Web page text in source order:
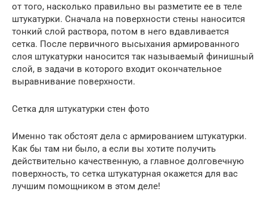
от того, насколько правильно вы разметите ее в теле
штукатурки. Сначала на поверхности стены наносится
тонкий слой раствора, потом в него вдавливается
сетка. После первичного высыхания армированного
слоя штукатурки наносится так называемый финишный
слой, в задачи в которого входит окончательное
выравнивание поверхности.
Сетка для штукатурки стен фото
Именно так обстоят дела с армированием штукатурки.
Как бы там ни было, а если вы хотите получить
действительно качественную, а главное долговечную
поверхность, то сетка штукатурная окажется для вас
лучшим помощником в этом деле!